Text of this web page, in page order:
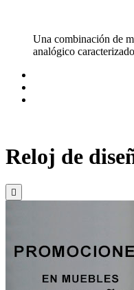
Una combinación de
analógico
Reloj de
